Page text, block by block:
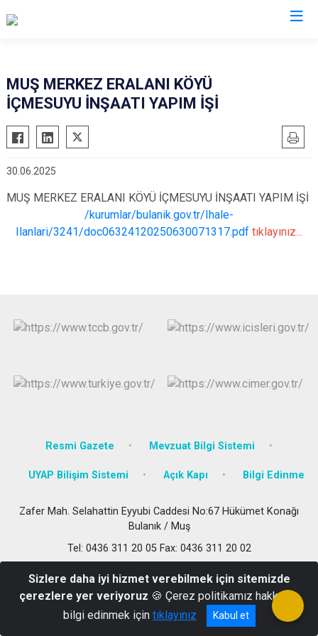
Bulanık
Hasköy
Malazgirt
Varto
MUŞ MERKEZ ERALANI KÖYÜ
İÇMESUYU İNŞAATI YAPIM İŞİ
30.06.2025
MUŞ MERKEZ ERALANI KÖYÜ İÇMESUYU İNŞAATI YAPIM İŞİ
/kurumlar/bulanik.gov.tr/Ihale-
Ilanlari/3241/doc06324120250630071317.pdf tıklayınız...
Resmi Gazete Mevzuat Bilgi Sistemi
UYAP Bilişim Sistemi Açık Kapı Bilgi Edinme
Zafer Mah. Selahattin Eyyubi Caddesi No:67 Hükümet Konağı
Bulanık / Muş
Tel: 0436 311 20 05 Fax: 0436 311 20 02
Sizlere daha iyi hizmet verebilmek için sitemizde
çerezlere yer veriyoruz 🍪 Çerez politikamız hakkında
bilgi edinmek için tıklayınız Kabul et